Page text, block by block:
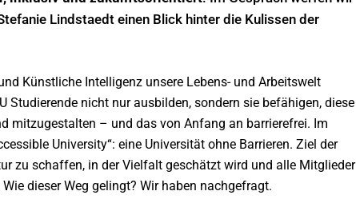
Lindstaedt einen Blick hinter die Kulissen der
Künstliche Intelligenz unsere Lebens- und Arbeitswelt
Studierende nicht nur ausbilden, sondern sie befähigen, diese
mitzugestalten – und das von Anfang an barrierefrei. Im
University“: eine Universität ohne Barrieren. Ziel der
zu schaffen, in der Vielfalt geschätzt wird und alle Mitglieder
dieser Weg gelingt? Wir haben nachgefragt.